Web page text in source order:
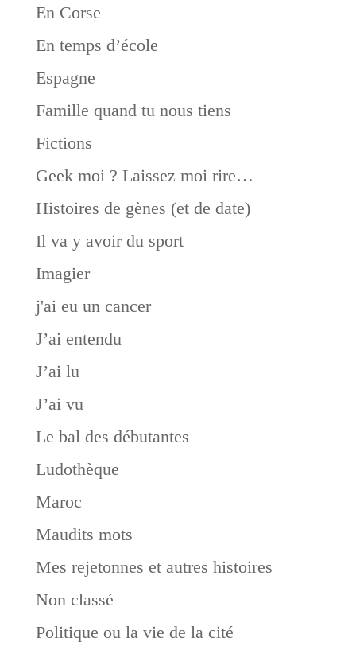
En Corse
En temps d’école
Espagne
Famille quand tu nous tiens
Fictions
Geek moi ? Laissez moi rire…
Histoires de gènes (et de date)
Il va y avoir du sport
Imagier
j'ai eu un cancer
J’ai entendu
J’ai lu
J’ai vu
Le bal des débutantes
Ludothèque
Maroc
Maudits mots
Mes rejetonnes et autres histoires
Non classé
Politique ou la vie de la cité